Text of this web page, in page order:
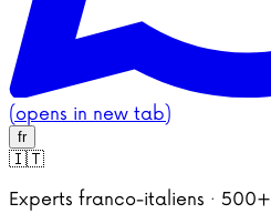
(opens in new tab)
fr
🇮🇹
Experts franco-italiens · 500+